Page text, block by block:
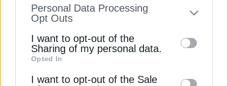
to your opt-out. You may separately opt-out
information by third parties on the IAB’s list
of downstream participants. This
information may also be disclosed by us to
Personal Data Processing
Opt Outs
I want to opt-out of the
Sharing of my personal data.
Opted In
I want to opt-out of the Sale
CENERGY HOLDINGS